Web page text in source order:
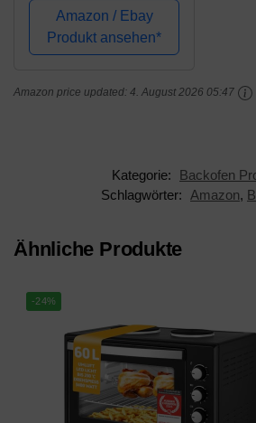
Deckel] - Glasbehälter -
Transparente Deckel -
BPA frei - für Home
Amazon / Ebay
Produkt ansehen*
Amazon price updated: 4. August 2026 05:47
Kategorie:
Backofen
Schlagwörter:
Amazon,
Ähnliche Produkte
-24%